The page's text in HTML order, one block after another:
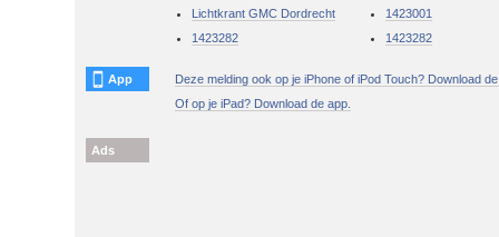
Lichtkrant GMC Dordrecht
1423282
1423001
1423282
App
Deze melding ook op je iPhone of iPod Touch? Download de
Of op je iPad? Download de app.
Ads